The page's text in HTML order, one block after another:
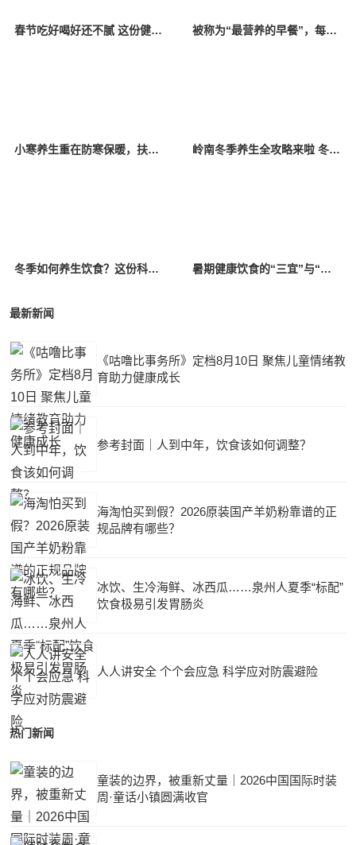
春节吃好喝好还不腻 这份健康饮食攻略请收好 被称为“最营养的早餐”，每天吃1个更健康！
小寒养生重在防寒保暖，扶阳补肾，可适当多吃这两种肉 岭南冬季养生全攻略来啦 冬至后如何食补？如何预防高发疾病？专家给出实用建议
冬季如何养生饮食？这份科学“进补指南”请收好 暑期健康饮食的“三宜”与“三忌”
最新新闻
《咕噜比事务所》定档8月10日 聚焦儿童情绪教
育助力健康成长
参考封面｜人到中年，饮食该如何调整？
海淘怕买到假？2026原装国产羊奶粉靠谱的正
规品牌有哪些？
冰饮、生冷海鲜、冰西瓜……泉州人夏季“标配”
饮食极易引发胃肠炎
人人讲安全 个个会应急 科学应对防震避险
热门新闻
童装的边界，被重新丈量｜2026中国国际时装
周·童话小镇圆满收官